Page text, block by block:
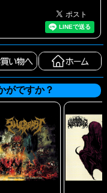
がですか？